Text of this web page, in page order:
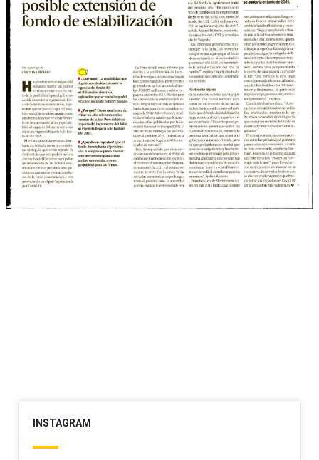
INSTAGRAM